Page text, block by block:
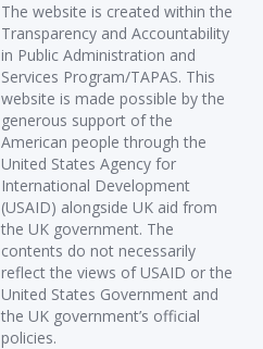
The website is created within the
Transparency and Accountability
in Public Administration and
Services Program/TAPAS. This
website is made possible by the
generous support of the
American people through the
United States Agency for
International Development
(USAID) alongside UK aid from
the UK government. The
contents do not necessarily
reflect the views of USAID or the
United States Government and
the UK government’s official
policies.